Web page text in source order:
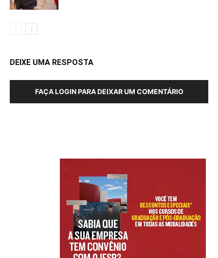
DEIXE UMA RESPOSTA
FAÇA LOGIN PARA DEIXAR UM COMENTÁRIO